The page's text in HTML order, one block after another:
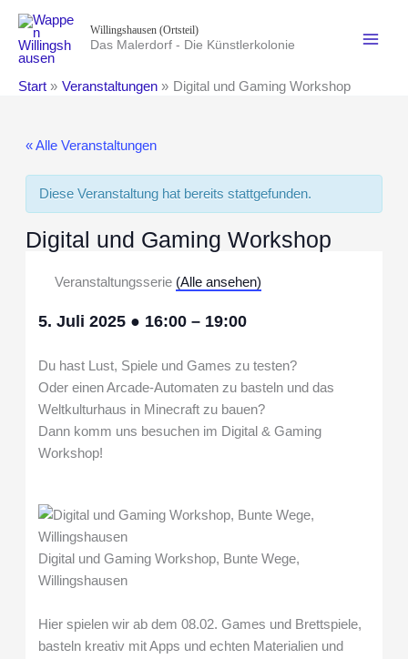
Inhalt
springen
Willingshausen (Ortsteil)
Das Malerdorf - Die Künstlerkolonie
Start Veranstaltungen Digital und Gaming Workshop
« Alle Veranstaltungen
Diese Veranstaltung hat bereits stattgefunden.
Digital und Gaming Workshop
Veranstaltungsserie (Alle ansehen)
5. Juli 2025 ● 16:00– 19:00
Du hast Lust, Spiele und Games zu testen?
Oder einen Arcade-Automaten zu basteln und das
Weltkulturhaus in Minecraft zu bauen?
Dann komm uns besuchen im Digital & Gaming
Workshop!
Digital und Gaming Workshop, Bunte Wege,
Willingshausen
Hier spielen wir ab dem 08.02. Games und Brettspiele,
basteln kreativ mit Apps und echten Materialien und